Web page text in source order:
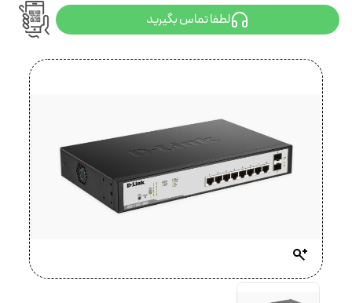
لطفا تماس بگیرید